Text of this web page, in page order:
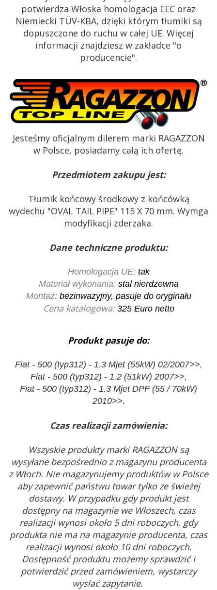
potwierdza Włoska homologacja EEC oraz
Niemiecki TÜV-KBA, dzięki którym tłumiki są
dopuszczone do ruchu w całej UE. Więcej
informacji znajdziesz w zakładce "o
producencie".
Jesteśmy oficjalnym dilerem marki RAGAZZON
w Polsce, posiadamy całą ich ofertę.
Przedmiotem zakupu jest:
Tłumik końcowy środkowy z końcówką
wydechu "OVAL TAIL PIPE" 115 X 70 mm. Wymga
modyfikacji zderzaka.
Dane techniczne produktu:
Homologacja UE: tak
Materiał wykonania: stal nierdzewna
Montaż:bezinwazyjny, pasuje do oryginału
Cena katalogowa: 325 Euro netto
Produkt pasuje do:
Fiat - 500 (typ312) - 1.3 Mjet (55kW) 02/2007>>,
Fiat - 500 (typ312) - 1.2 (51kW) 2007>>,
Fiat - 500 (typ312) - 1.3 Mjet DPF (55 / 70kW)
2010>>.
Czas realizacji zamówienia:
Wszyskie produkty marki RAGAZZON są
wysyłane bezpośrednio z magazynu producenta
z Włoch. Nie magazynujemy produktów w Polsce
aby zapewnić państwu towar tylko ze świeżej
dostawy. W przypadku gdy produkt jest
dostępny na magazynie we Włoszech, czas
realizacji wynosi około 5 dni roboczych, gdy
produkta nie ma na magazynie producenta, czas
realizacji wynosi około 10 dni roboczych.
Dostępność produktu możemy sprawdzić i
potwierdzić przed zamówieniem, wystarczy
wysłać zapytanie.